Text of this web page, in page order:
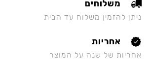
משלוחים
ניתן להזמין משלוח עד הבית
אחריות
אחריות של שנה על המוצר